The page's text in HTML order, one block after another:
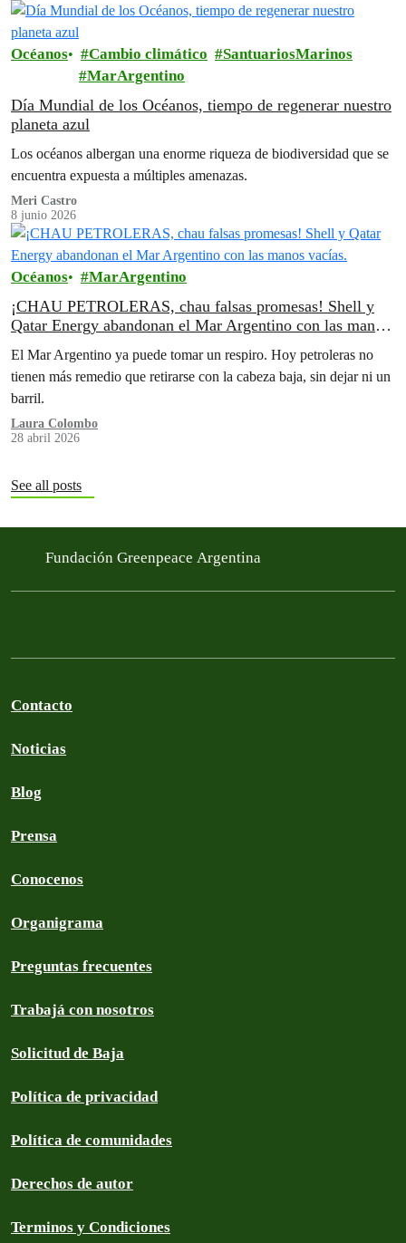
Océanos Cambio climático
SantuariosMarinos
MarArgentino
Día Mundial de los Océanos, tiempo de regenerar nuestro
planeta azul
Los océanos albergan una enorme riqueza de biodiversidad que se
encuentra expuesta a múltiples amenazas.
Meri Castro
8 junio 2026
Océanos MarArgentino
¡CHAU PETROLERAS, chau falsas promesas! Shell y
Qatar Energy abandonan el Mar Argentino con las manos
El Mar Argentino ya puede tomar un respiro. Hoy petroleras no
tienen más remedio que retirarse con la cabeza baja, sin dejar ni un
barril.
Laura Colombo
28 abril 2026
See all posts
Fundación Greenpeace Argentina
Contacto
Noticias
Blog
Prensa
Conocenos
Organigrama
Preguntas frecuentes
Trabajá con nosotros
Solicitud de Baja
Política de privacidad
Política de comunidades
Derechos de autor
Terminos y Condiciones